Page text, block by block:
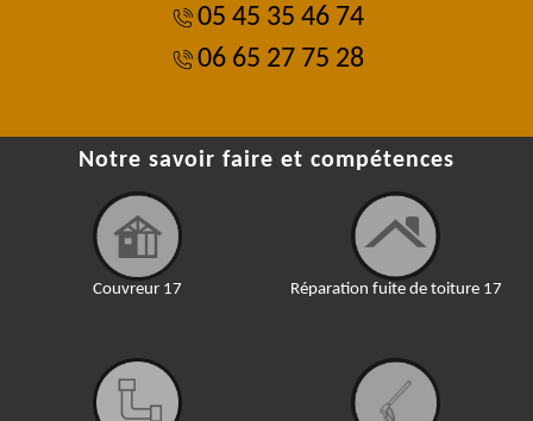
05 45 35 46 74
06 65 27 75 28
Notre savoir faire et compétences
Couvreur 17 Réparation fuite de toiture 17